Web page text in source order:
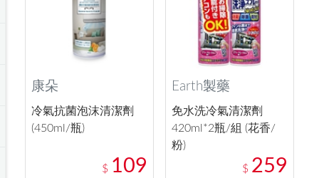
箱購飲料
康朵
冷氣抗菌泡沫清潔劑
(450ml/瓶)
$ 109
Earth製藥
免水洗冷氣清潔劑
420ml*2瓶/組 (花香/
粉)
$ 259